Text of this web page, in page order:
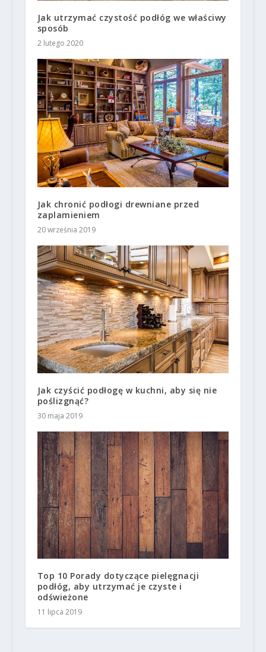
Jak utrzymać czystość podłóg we właściwy
sposób
2 lutego 2020
Jak chronić podłogi drewniane przed
zaplamieniem
20 września 2019
Jak czyścić podłogę w kuchni, aby się nie
poślizgnąć?
30 maja 2019
Top 10 Porady dotyczące pielęgnacji
podłóg, aby utrzymać je czyste i
odświeżone
11 lipca 2019